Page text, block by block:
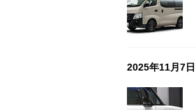
2025年11月7日